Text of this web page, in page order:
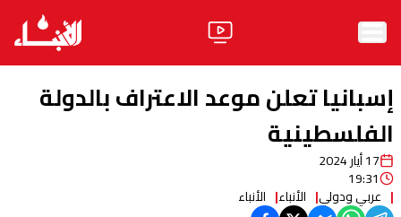
الأخبار
آراء
فيديو
إسبانيا تعلن موعد الاعتراف بالدولة
الفلسطينية
17 أيار 2024
19:31
عربي ودولي الأنباء الأنباء